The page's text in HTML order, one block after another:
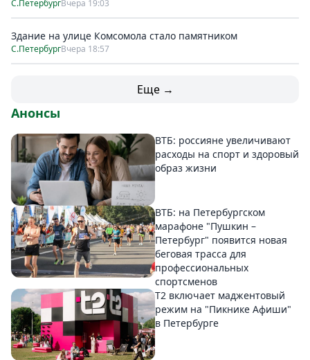
С.ПетербургВчера 19:03
Здание на улице Комсомола стало памятником
С.ПетербургВчера 18:57
Еще →
Анонсы
ВТБ: россияне увеличивают
расходы на спорт и здоровый
образ жизни
ВТБ: на Петербургском
марафоне "Пушкин –
Петербург" появится новая
беговая трасса для
профессиональных
спортсменов
Т2 включает маджентовый
режим на "Пикнике Афиши"
в Петербурге